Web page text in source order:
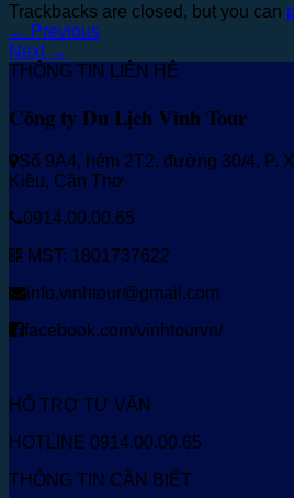
Trackbacks are closed, but you can
← Previous
Next →
THÔNG TIN LIÊN HỆ
Công ty Du Lịch Vinh Tour
Số 9A4, hẻm 2T2, đường 30/4, P.
Kiều, Cần Thơ
0914.00.00.65
MST: 1801737622
info.vinhtour@gmail.com
facebook.com/vinhtourvn/
HỖ TRỢ TƯ VẤN
HOTLINE 0914.00.00.65
THÔNG TIN CẦN BIẾT